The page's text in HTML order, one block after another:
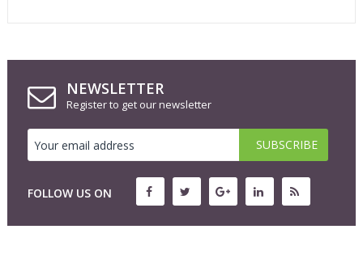
NEWSLETTER
Register to get our newsletter
FOLLOW US ON